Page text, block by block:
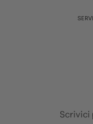
Scrivici